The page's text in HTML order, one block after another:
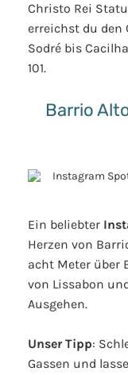
Christo Rei
erreichst du den
Sodré bis
101.
Barrio
Ein beliebter
Herzen von
acht Meter über
von Lissabon
Ausgehen.
Unser Tipp:
Gassen und